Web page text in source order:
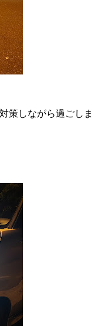
策しながら過ごしま